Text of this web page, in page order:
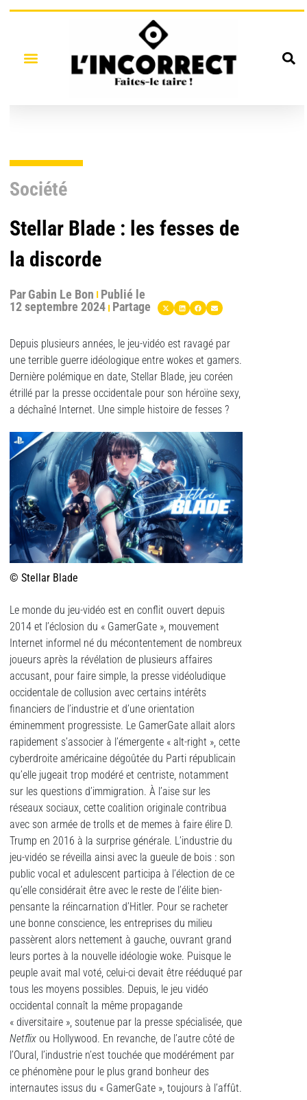
Société
Stellar Blade : les fesses de
la discorde
ParGabin Le Bon Publié le
12 septembre 2024 Partage
Depuis plusieurs années, le jeu-vidéo est ravagé par
une terrible guerre idéologique entre wokes et gamers.
Dernière polémique en date, Stellar Blade, jeu coréen
étrillé par la presse occidentale pour son héroïne sexy,
a déchaîné Internet. Une simple histoire de fesses ?
© Stellar Blade
Le monde du jeu-vidéo est en conflit ouvert depuis
2014 et l’éclosion du « GamerGate », mouvement
Internet informel né du mécontentement de nombreux
joueurs après la révélation de plusieurs affaires
accusant, pour faire simple, la presse vidéoludique
occidentale de collusion avec certains intérêts
financiers de l’industrie et d’une orientation
éminemment progressiste. Le GamerGate allait alors
rapidement s’associer à l’émergente « alt-right », cette
cyberdroite américaine dégoûtée du Parti républicain
qu’elle jugeait trop modéré et centriste, notamment
sur les questions d’immigration. À l’aise sur les
réseaux sociaux, cette coalition originale contribua
avec son armée de trolls et de memes à faire élire D.
Trump en 2016 à la surprise générale. L’industrie du
jeu-vidéo se réveilla ainsi avec la gueule de bois : son
public vocal et adulescent participa à l’élection de ce
qu’elle considérait être avec le reste de l’élite bien-
pensante la réincarnation d’Hitler. Pour se racheter
une bonne conscience, les entreprises du milieu
passèrent alors nettement à gauche, ouvrant grand
leurs portes à la nouvelle idéologie woke. Puisque le
peuple avait mal voté, celui-ci devait être rééduqué par
tous les moyens possibles. Depuis, le jeu vidéo
occidental connaît la même propagande
« diversitaire », soutenue par la presse spécialisée, que
Netflix ou Hollywood. En revanche, de l’autre côté de
l’Oural, l’industrie n’est touchée que modérément par
ce phénomène pour le plus grand bonheur des
internautes issus du « GamerGate », toujours à l’affût.